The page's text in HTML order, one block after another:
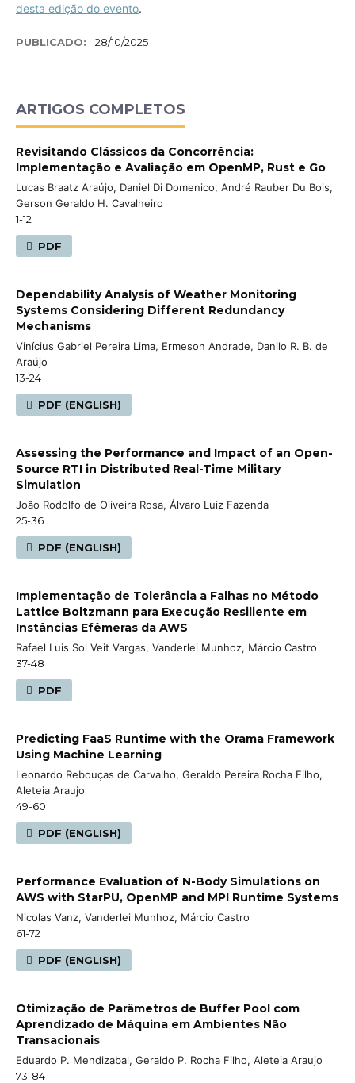
desta edição do evento.
PUBLICADO: 28/10/2025
ARTIGOS COMPLETOS
Revisitando Clássicos da Concorrência:
Implementação e Avaliação em OpenMP, Rust e Go
Lucas Braatz Araújo, Daniel Di Domenico, André Rauber Du Bois,
Gerson Geraldo H. Cavalheiro
1-12
PDF
Dependability Analysis of Weather Monitoring
Systems Considering Different Redundancy
Mechanisms
Vinícius Gabriel Pereira Lima, Ermeson Andrade, Danilo R. B. de
Araújo
13-24
PDF (ENGLISH)
Assessing the Performance and Impact of an Open-
Source RTI in Distributed Real-Time Military
Simulation
João Rodolfo de Oliveira Rosa, Álvaro Luiz Fazenda
25-36
PDF (ENGLISH)
Implementação de Tolerância a Falhas no Método
Lattice Boltzmann para Execução Resiliente em
Instâncias Efêmeras da AWS
Rafael Luis Sol Veit Vargas, Vanderlei Munhoz, Márcio Castro
37-48
PDF
Predicting FaaS Runtime with the Orama Framework
Using Machine Learning
Leonardo Rebouças de Carvalho, Geraldo Pereira Rocha Filho,
Aleteia Araujo
49-60
PDF (ENGLISH)
Performance Evaluation of N-Body Simulations on
AWS with StarPU, OpenMP and MPI Runtime Systems
Nicolas Vanz, Vanderlei Munhoz, Márcio Castro
61-72
PDF (ENGLISH)
Otimização de Parâmetros de Buffer Pool com
Aprendizado de Máquina em Ambientes Não
Transacionais
Eduardo P. Mendizabal, Geraldo P. Rocha Filho, Aleteia Araujo
73-84